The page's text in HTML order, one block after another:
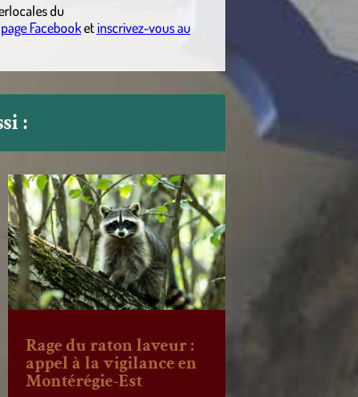
du
page Facebooketinscrivez-vous au
:
Rage du raton laveur :
appel à la vigilance en
Montérégie-Est